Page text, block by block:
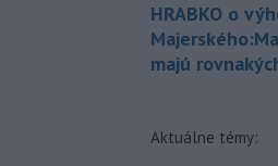
HRABKO o
majú
Aktuálne témy: